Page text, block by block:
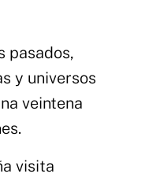
pasados,
y universos
veintena
visita